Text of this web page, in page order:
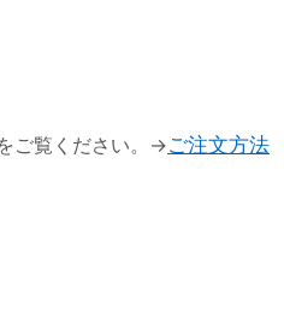
ご覧ください。→ご注文方法